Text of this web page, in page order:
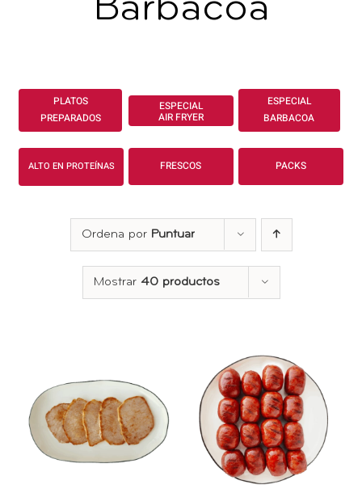
Barbacoa
PLATOS
PREPARADOS
ESPECIAL
BARBACOA
ALTO EN PROTEÍNAS FRESCOS PACKS
Ordena por Puntuar
Mostrar 40 productos
AÑADIR AL
CARRITO
/
DETALLES
AÑADIR AL
CARRITO
/
DETALLES